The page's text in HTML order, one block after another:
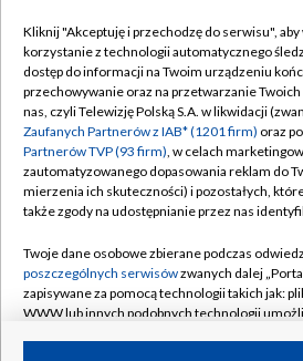
TVP
Abonament TVP
Emisja w TVP
Centrum informacji TVP
Naziemna Telewizja Cyfrowa
Rada Programowa
System NOS
Informacje o nadawcy
Regulamin
Polityka
Moje zgody
Pomoc
Kontakt
Kanały
Kliknij "Akceptuję i przechodzę do serwisu", aby
korzystanie z technologii automatycznego
dostęp do informacji na Twoim urządzeniu
przechowywanie oraz na przetwarzanie
nas, czyli Telewizję Polską S.A. w likwidacji
Zaufanych Partnerów z IAB* (1201 firm) oraz
Partnerów TVP (93 firm), w celach
zautomatyzowanego dopasowania reklam do
mierzenia ich skuteczności) i pozostałych,
także zgody na udostępnianie przez nas
Twoje dane osobowe zbierane podczas
poszczególnych serwisówzwanych dalej
zapisywane za pomocą technologii takich jak:
WWW lub innych podobnych technologii